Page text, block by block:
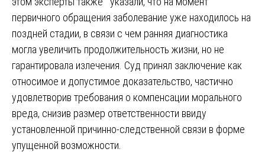
первичного обращения заболевание уже находилось на
поздней стадии, в связи с чем ранняя диагностика
могла увеличить продолжительность жизни, но не
гарантировала излечения. Суд принял заключение как
относимое и допустимое доказательство, частично
удовлетворив требования о компенсации морального
вреда, снизив размер ответственности ввиду
установленной причинно-следственной связи в форме
упущенной возможности.